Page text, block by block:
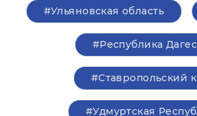
#Ульяновская область
#Республика
#Ставропольский
#Удмуртская